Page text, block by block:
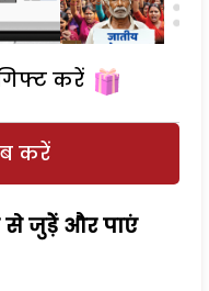
करें
करें
से जुड़ेें और पाएं